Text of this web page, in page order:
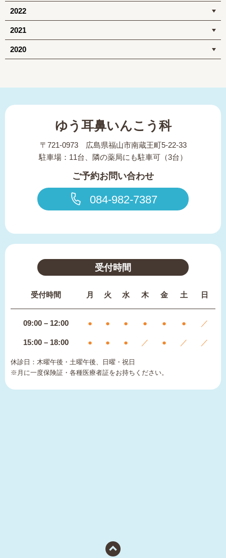
2022
2021
2020
ゆう耳鼻いんこう科
〒721-0973 広島県福山市南蔵王町5-22-33
駐車場：11台、隣の薬局にも駐車可（3台）
ご予約お問い合わせ
084-982-7387
受付時間
受付時間 月 火 水 木 金 土 日
09:00 – 12:00 ● ● ● ● ● ● ／
15:00 – 18:00 ● ● ● ／ ● ／ ／
休診日：木曜午後・土曜午後、日曜・祝日
※月に一度保険証・各種医療者証をお持ちください。